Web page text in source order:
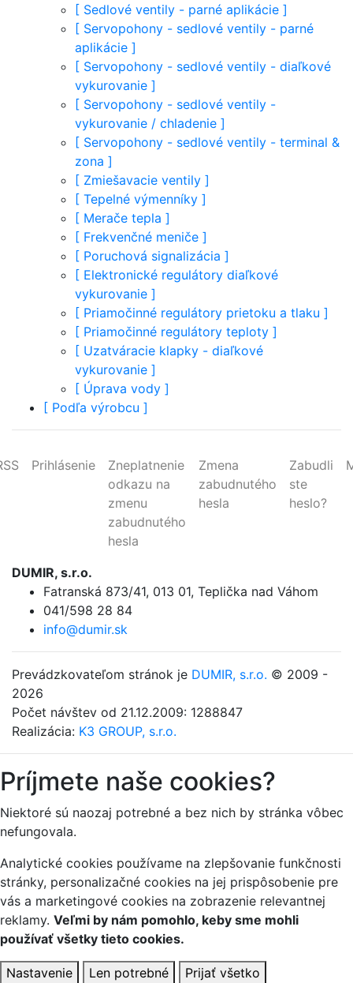
[ Sedlové ventily - parné aplikácie ]
[ Servopohony - sedlové ventily - parné
aplikácie ]
[ Servopohony - sedlové ventily - diaľkové
vykurovanie ]
[ Servopohony - sedlové ventily -
vykurovanie / chladenie ]
[ Servopohony - sedlové ventily - terminal &
zona ]
[ Zmiešavacie ventily ]
[ Tepelné výmenníky ]
[ Merače tepla ]
[ Frekvenčné meniče ]
[ Poruchová signalizácia ]
[ Elektronické regulátory diaľkové
vykurovanie ]
[ Priamočinné regulátory prietoku a tlaku ]
[ Priamočinné regulátory teploty ]
[ Uzatváracie klapky - diaľkové
vykurovanie ]
[ Úprava vody ]
[ Podľa výrobcu ]
Prihlásenie
Zneplatnenie
odkazu na
zmenu
zabudnutého
hesla
Zmena
zabudnutého
hesla
Zabudli
ste
heslo?
DUMIR, s.r.o.
Fatranská 873/41, 013 01, Teplička nad Váhom
041/598 28 84
info@dumir.sk
Prevádzkovateľom stránok je DUMIR, s.r.o. © 2009 -
2026
Počet návštev od 21.12.2009: 1288847
Realizácia: K3 GROUP, s.r.o.
Príjmete naše cookies?
Niektoré sú naozaj potrebné a bez nich by stránka vôbec
nefungovala.
Analytické cookies používame na zlepšovanie funkčnosti
stránky, personalizačné cookies na jej prispôsobenie pre
vás a marketingové cookies na zobrazenie relevantnej
reklamy. Veľmi by nám pomohlo, keby sme mohli
používať všetky tieto cookies.
Nastavenie Len potrebné Prijať všetko